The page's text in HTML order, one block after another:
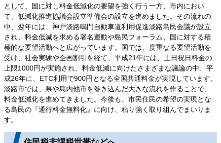
として、国に対し料金低減化の要望を強く行う一方、市内におい
て、低減化推進協議会設立準備会の設立を進めました。その流れの
中、翌年には、神戸淡路鳴門自動車道利用促進淡路島民会議が設立
され、料金低減を求める署名運動や島民フォーラム、国に対する積
極的な要望活動へと広がっています。国では、度重なる要望活動を
受け、社会実験や企画割引を経て、平成21年には、土日祝日料金の
上限1000円が実施され、料金低減に向けたさまざまな議論の中、平
成26年に、ETC利用で900円となる全国共通料金が実現しています。
淡路市では、県や島内他市を巻き込んだ大きな流れを作ることで、
料金低減化を進めてきました。今後も、市民住民の希望の実現とな
る島民の『通行料金無料化』に向け、粘り強く取り組んでまいりま
す。